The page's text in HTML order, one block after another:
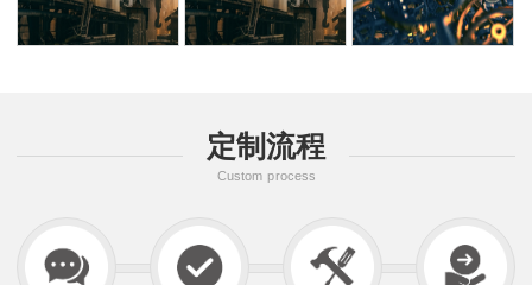
定制流程
Custom process